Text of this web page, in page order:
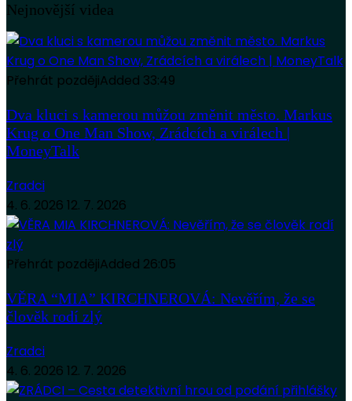
Nejnovější videa
Přehrát pozdějiAdded 33:49
Dva kluci s kamerou můžou změnit město. Markus
Krug o One Man Show, Zrádcích a virálech |
MoneyTalk
Zradci
4. 6. 2026 12. 7. 2026
Přehrát pozdějiAdded 26:05
VĚRA “MIA” KIRCHNEROVÁ: Nevěřím, že se
člověk rodí zlý
Zradci
4. 6. 2026 12. 7. 2026